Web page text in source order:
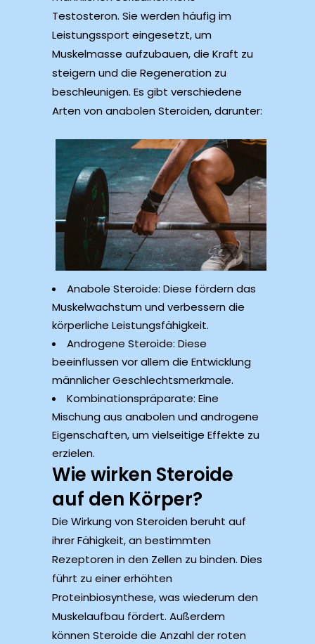
Testosteron. Sie werden häufig im
Leistungssport eingesetzt, um
Muskelmasse aufzubauen, die Kraft zu
steigern und die Regeneration zu
beschleunigen. Es gibt verschiedene
Arten von anabolen Steroiden, darunter:
Anabole Steroide: Diese fördern das
Muskelwachstum und verbessern die
körperliche Leistungsfähigkeit.
Androgene Steroide: Diese
beeinflussen vor allem die Entwicklung
männlicher Geschlechtsmerkmale.
Kombinationspräparate: Eine
Mischung aus anabolen und androgene
Eigenschaften, um vielseitige Effekte zu
erzielen.
Wie wirken Steroide
auf den Körper?
Die Wirkung von Steroiden beruht auf
ihrer Fähigkeit, an bestimmten
Rezeptoren in den Zellen zu binden. Dies
führt zu einer erhöhten
Proteinbiosynthese, was wiederum den
Muskelaufbau fördert. Außerdem
können Steroide die Anzahl der roten